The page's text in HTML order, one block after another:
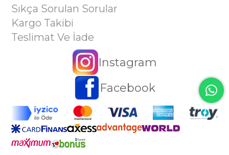
Sıkça Sorulan Sorular
Kargo Takibi
Teslimat Ve İade
Instagram
Facebook